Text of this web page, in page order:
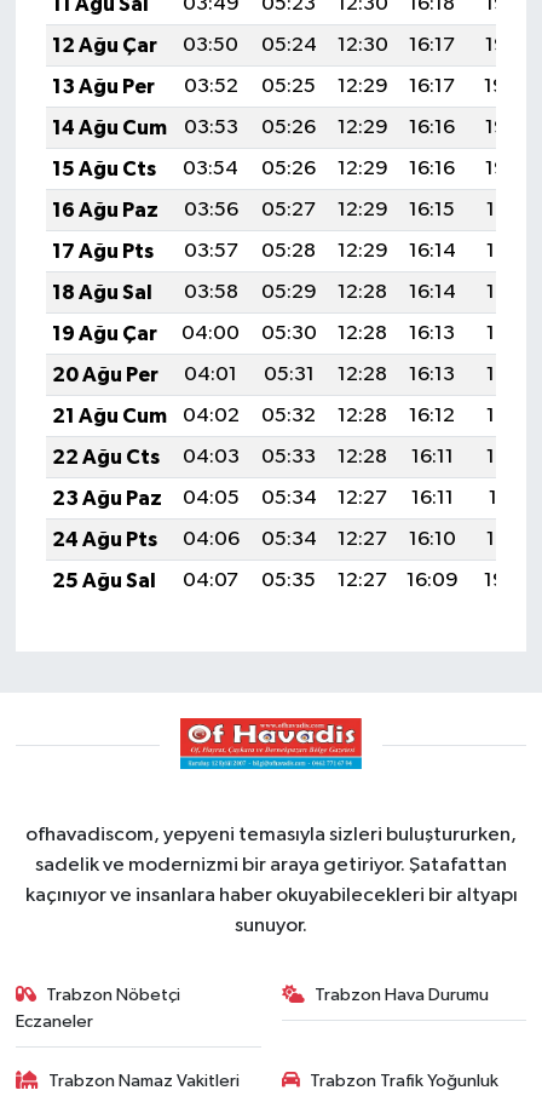
12 Ağu Çar
03:50 05:24 12:30 16:17
19:26
13 Ağu Per
03:52 05:25 12:29 16:17
19:24
14 Ağu Cum
03:53 05:26 12:29 16:16
19:23
15 Ağu Cts
03:54 05:26 12:29 16:16
19:22
16 Ağu Paz
03:56 05:27 12:29 16:15
19:21
17 Ağu Pts
03:57 05:28 12:29 16:14
19:19
18 Ağu Sal
03:58 05:29 12:28 16:14
19:18
19 Ağu Çar
04:00 05:30 12:28 16:13
19:17
20 Ağu Per
04:01 05:31 12:28 16:13
19:15
21 Ağu Cum
04:02 05:32 12:28 16:12
19:14
22 Ağu Cts
04:03 05:33 12:28 16:11
19:12
23 Ağu Paz
04:05 05:34 12:27 16:11
19:11
24 Ağu Pts
04:06 05:34 12:27 16:10
19:10
25 Ağu Sal
04:07 05:35 12:27 16:09 19:08
ofhavadiscom, yepyeni temasıyla sizleri buluştururken,
sadelik ve modernizmi bir araya getiriyor. Şatafattan
kaçınıyor ve insanlara haber okuyabilecekleri bir altyapı
sunuyor.
Trabzon Nöbetçi
Eczaneler
Trabzon Hava Durumu
Trabzon Namaz Vakitleri
Trabzon Trafik Yoğunluk